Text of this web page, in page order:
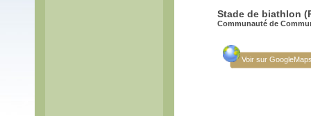
Stade de biathlon
Communauté de
Voir sur